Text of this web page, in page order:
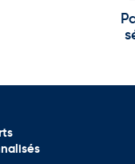
votre territoire
de la région